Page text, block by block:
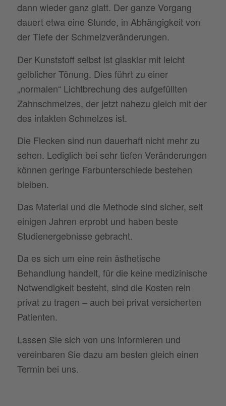
dann wieder ganz glatt. Der ganze Vorgang
dauert etwa eine Stunde, in Abhängigkeit von
der Tiefe der Schmelzveränderungen.
Der Kunststoff selbst ist glasklar mit leicht
gelblicher Tönung. Dies führt zu einer
„normalen“ Lichtbrechung des aufgefüllten
Zahnschmelzes, der jetzt nahezu gleich mit der
des intakten Schmelzes ist.
Die Flecken sind nun dauerhaft nicht mehr zu
sehen. Lediglich bei sehr tiefen Veränderungen
können geringe Farbunterschiede bestehen
bleiben.
Das Material und die Methode sind sicher, seit
einigen Jahren erprobt und haben beste
Studienergebnisse gebracht.
Da es sich um eine rein ästhetische
Behandlung handelt, für die keine medizinische
Notwendigkeit besteht, sind die Kosten rein
privat zu tragen – auch bei privat versicherten
Patienten.
Lassen Sie sich von uns informieren und
vereinbaren Sie dazu am besten gleich einen
Termin bei uns.